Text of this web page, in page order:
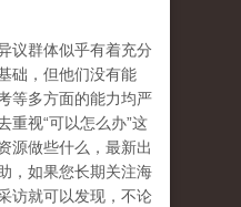
议群体似乎有着充分
础，但他们没有能
等多方面的能力均严
重视“可以怎么办”这
源做些什么，最新出
，如果您长期关注海
访就可以发现，不论